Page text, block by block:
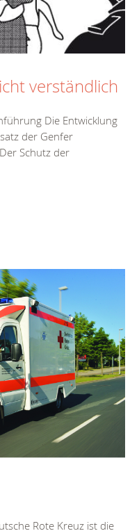
verständlich
Die Entwicklung
der Genfer
Schutz der
Rote Kreuz ist die